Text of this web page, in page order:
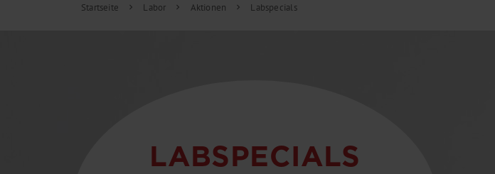
Startseite chevron_right Labor chevron_right Aktionen chevron_right Labspecials
LABSPECIALS